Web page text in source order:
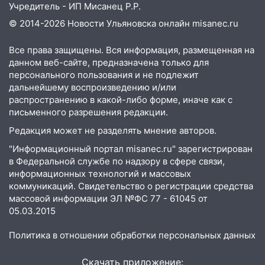
домов и выстрел за водку
07:50 Какая погоды будет днем 8
06:45 Императорский мост в
Ульяновске останется закрытым до
утра 10 августа
05:18 Судьба готовит сюрприз: гороскоп
деньгами, а кого ждет неожиданная
встреча
04:47 В Ульяновской области объявили
ракетную опасность: звучат сирены
07.08.2026
купить тракторы с отсрочкой платежа
Учредитель - ИП Мисанец Р.Р.
© 2014-2026 Новости Ульяновска онлайн misanec.ru
Все права защищены. Вся информация, размещенная на
данном веб-сайте, предназначена только для
персонального пользования и не подлежит
дальнейшему воспроизведению и/или
распространению в какой-либо форме, иначе как с
письменного разрешения редакции.
Редакция может не разделять мнение авторов.
"Информационный портал misanec.ru" зарегистрирован
в Федеральной службе по надзору в сфере связи,
информационных технологий и массовых
коммуникаций. Свидетельство о регистрации средства
массовой информации ЭЛ №ФС 77 - 61045 от
05.03.2015
Политика в отношении обработки персональных данных
Скачать приложение: